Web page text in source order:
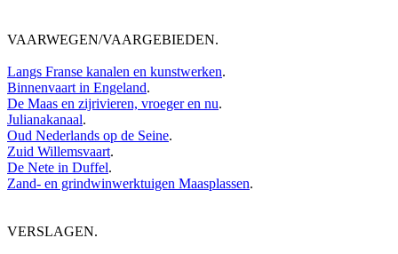
VAARWEGEN/VAARGEBIEDEN.
Langs Franse kanalen en kunstwerken.
Binnenvaart in Engeland.
De Maas en zijrivieren, vroeger en nu.
Julianakanaal.
Oud Nederlands op de Seine.
Zuid Willemsvaart.
De Nete in Duffel.
Zand- en grindwinwerktuigen Maasplassen.
VERSLAGEN.